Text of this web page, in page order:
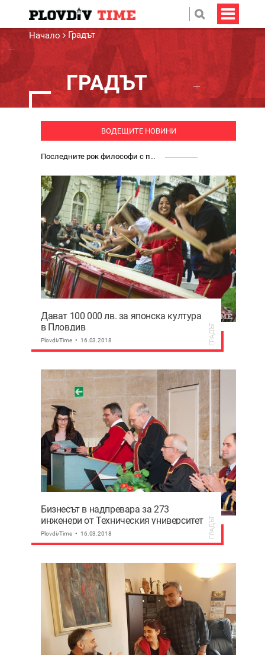
Начало Градът
ГРАДЪТ
ВОДЕЩИТЕ НОВИНИ
Последните рок философи с пътешествие през времето: Godsmack плениха Пловдив
Дават 100 000 лв. за японска култура
в Пловдив
PlovdivTime 16.03.2018 ГРАДЪТ
Бизнесът в надпревара за 273
инженери от Техническия университет
в Пловдив
PlovdivTime 16.03.2018 ГРАДЪТ